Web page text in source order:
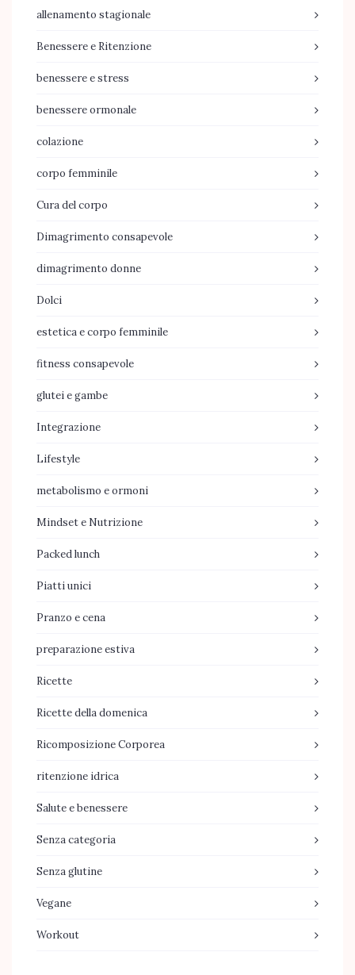
allenamento stagionale
Benessere e Ritenzione
benessere e stress
benessere ormonale
colazione
corpo femminile
Cura del corpo
Dimagrimento consapevole
dimagrimento donne
Dolci
estetica e corpo femminile
fitness consapevole
glutei e gambe
Integrazione
Lifestyle
metabolismo e ormoni
Mindset e Nutrizione
Packed lunch
Piatti unici
Pranzo e cena
preparazione estiva
Ricette
Ricette della domenica
Ricomposizione Corporea
ritenzione idrica
Salute e benessere
Senza categoria
Senza glutine
Vegane
Workout